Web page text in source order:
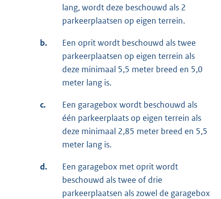
lang, wordt deze beschouwd als 2
parkeerplaatsen op eigen terrein.
b.
Een oprit wordt beschouwd als twee
parkeerplaatsen op eigen terrein als
deze minimaal 5,5 meter breed en 5,0
meter lang is.
c.
Een garagebox wordt beschouwd als
één parkeerplaats op eigen terrein als
deze minimaal 2,85 meter breed en 5,5
meter lang is.
d.
Een garagebox met oprit wordt
beschouwd als twee of drie
parkeerplaatsen als zowel de garagebox